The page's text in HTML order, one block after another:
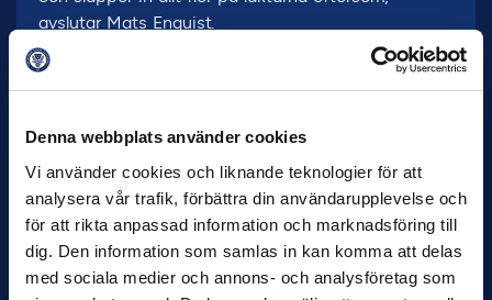
Denna webbplats använder cookies
Vi använder cookies och liknande teknologier för att
analysera vår trafik, förbättra din användarupplevelse och
för att rikta anpassad information och marknadsföring till
dig. Den information som samlas in kan komma att delas
med sociala medier och annons- och analysföretag som
avslutar Mats Enquist.
Skulle smittläget i Sverige öka under pågående
process så backar elitfotbollen de steg på trappan
Läs Svensk Elitfotbolls Öppningsplan för återgång
till publik här.
FOTO: Bildbyrån